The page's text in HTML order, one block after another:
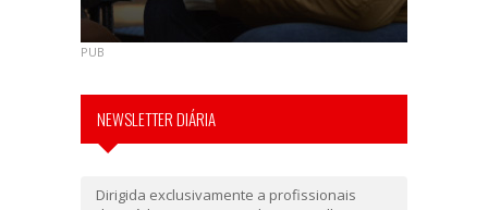
PUB
NEWSLETTER DIÁRIA
Dirigida exclusivamente a profissionais